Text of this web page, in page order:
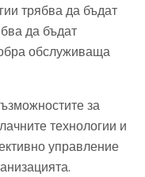
трябва да бъдат
да бъдат
обслуживаща
за
технологии и
управление